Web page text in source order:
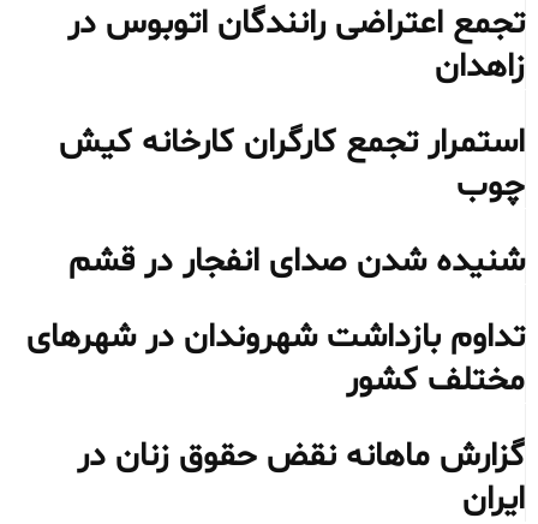
تجمع اعتراضی رانندگان اتوبوس در
زاهدان
استمرار تجمع کارگران کارخانه کیش
چوب
شنیده شدن صدای انفجار در قشم
تداوم بازداشت شهروندان در شهرهای
مختلف کشور
گزارش ماهانه نقض حقوق زنان در
ایران